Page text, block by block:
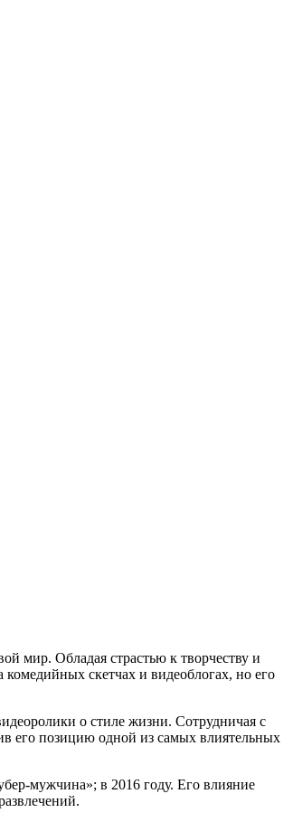
мир. Обладая страстью к творчеству и
скетчах и видеоблогах, но его
о стиле жизни. Сотрудничая с
его позицию одной из самых влиятельных
мужчина»; в 2016 году. Его влияние